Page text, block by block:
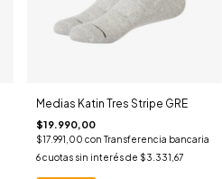
Medias Katin Tres Stripe GRE
$19.990,00
$17.991,00 con Transferencia bancaria
6 cuotas sin interés de $3.331,67